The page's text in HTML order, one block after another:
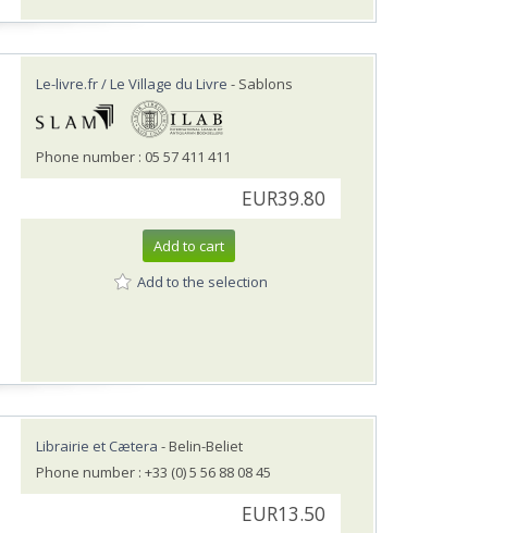
Le-livre.fr / Le Village du Livre - Sablons
Phone number : 05 57 411 411
EUR39.80
Add to cart
Add to the selection
Librairie et Cætera - Belin-Beliet
Phone number : +33 (0) 5 56 88 08 45
EUR13.50